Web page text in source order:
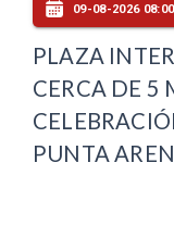
09-08-2026 08:00
PLAZA
CERCA DE 5
PUNTA